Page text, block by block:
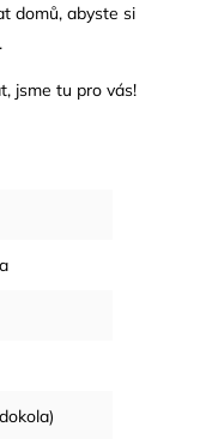
domů, abyste si
, jsme tu pro vás!